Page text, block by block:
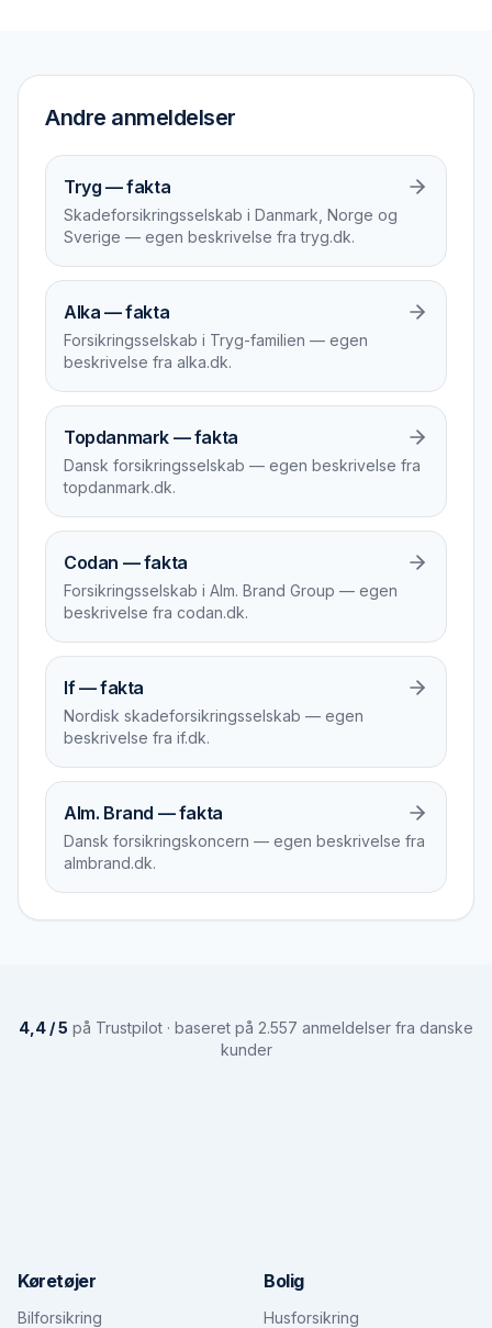
Andre anmeldelser
Tryg — fakta
Skadeforsikringsselskab i Danmark, Norge og
Sverige — egen beskrivelse fra tryg.dk.
Alka — fakta
Forsikringsselskab i Tryg-familien — egen
beskrivelse fra alka.dk.
Topdanmark — fakta
Dansk forsikringsselskab — egen beskrivelse fra
topdanmark.dk.
Codan — fakta
Forsikringsselskab i Alm. Brand Group — egen
beskrivelse fra codan.dk.
If — fakta
Nordisk skadeforsikringsselskab — egen
beskrivelse fra if.dk.
Alm. Brand — fakta
Dansk forsikringskoncern — egen beskrivelse fra
almbrand.dk.
4,4 / 5 på Trustpilot · baseret på 2.557 anmeldelser fra danske
kunder
Køretøjer
Bilforsikring
Bolig
Husforsikring